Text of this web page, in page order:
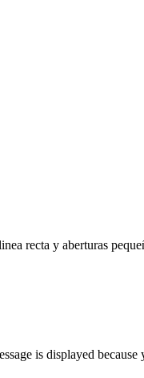
recta y aberturas
is displayed